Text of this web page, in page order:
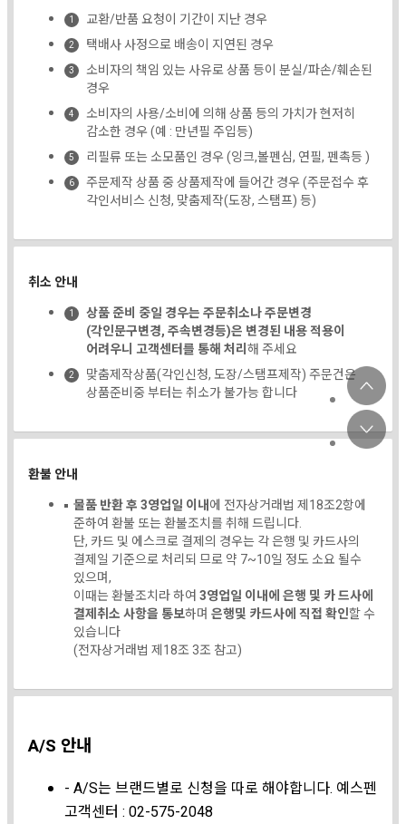
교환/반품 요청이 기간이 지난 경우
택배사 사정으로 배송이 지연된 경우
소비자의 책임 있는 사유로 상품 등이 분실/파손/훼손된
경우
소비자의 사용/소비에 의해 상품 등의 가치가 현저히
감소한 경우 (예 : 만년필 주입등)
리필류 또는 소모품인 경우 (잉크,볼펜심, 연필, 펜촉등 )
주문제작 상품 중 상품제작에 들어간 경우 (주문접수 후
각인서비스 신청, 맞춤제작(도장, 스탬프) 등)
취소 안내
상품 준비 중일 경우는 주문취소나 주문변경
(각인문구변경, 주속변경등)은 변경된 내용 적용이
어려우니 고객센터를 통해 처리해 주세요
맞춤제작상품(각인신청, 도장/스탬프제작) 주문건은
상품준비중 부터는 취소가 불가능 합니다
환불 안내
물품 반환 후 3영업일 이내에 전자상거래법 제18조2항에
준하여 환불 또는 환불조치를 취해 드립니다.
단, 카드 및 에스크로 결제의 경우는 각 은행 및 카드사의
결제일 기준으로 처리되 므로 약 7~10일 정도 소요 될수
있으며,
이때는 환불조치라 하여3영업일 이내에 은행 및 카 드사에
결제취소 사항을 통보하며 은행및 카드사에 직접 확인할 수
있습니다
(전자상거래법 제18조 3조 참고)
A/S 안내
- A/S는 브랜드별로 신청을 따로 해야합니다. 예스펜
고객센터 : 02-575-2048